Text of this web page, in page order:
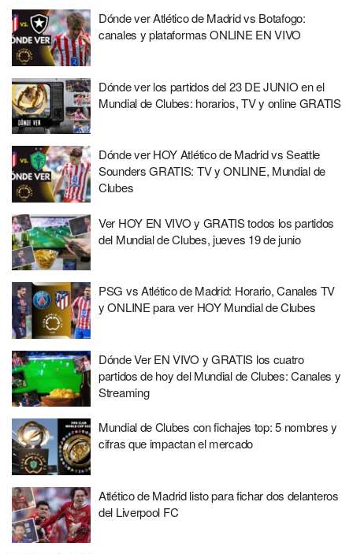
Dónde ver Atlético de Madrid vs Botafogo:
canales y plataformas ONLINE EN VIVO
Dónde ver los partidos del 23 DE JUNIO en el
Mundial de Clubes: horarios, TV y online GRATIS
Dónde ver HOY Atlético de Madrid vs Seattle
Sounders GRATIS: TV y ONLINE, Mundial de
Clubes
Ver HOY EN VIVO y GRATIS todos los partidos
del Mundial de Clubes, jueves 19 de junio
PSG vs Atlético de Madrid: Horario, Canales TV
y ONLINE para ver HOY Mundial de Clubes
Dónde Ver EN VIVO y GRATIS los cuatro
partidos de hoy del Mundial de Clubes: Canales y
Streaming
Mundial de Clubes con fichajes top: 5 nombres y
cifras que impactan el mercado
Atlético de Madrid listo para fichar dos delanteros
del Liverpool FC